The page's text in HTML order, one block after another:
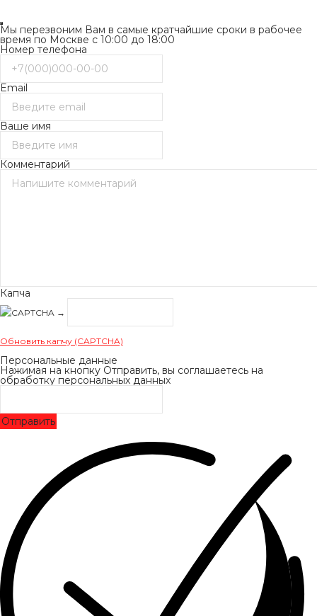
Мы перезвоним Вам в самые кратчайшие сроки в рабочее
время по Москве с 10:00 до 18:00
Номер телефона
Email
Ваше имя
Комментарий
Капча
→
Обновить капчу (CAPTCHA)
Персональные данные
Нажимая на кнопку Отправить, вы соглашаетесь на
обработку персональных данных
Отправить